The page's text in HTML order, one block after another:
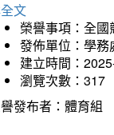
文
榮譽事項：全國
發佈單位：學務
建立時間：
瀏覽次數：317
發布者：體育組